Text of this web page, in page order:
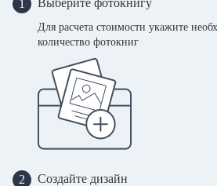
1 Выберите фотокнигу
Для расчета стоимости укажите
количество фотокниг
2 Создайте дизайн